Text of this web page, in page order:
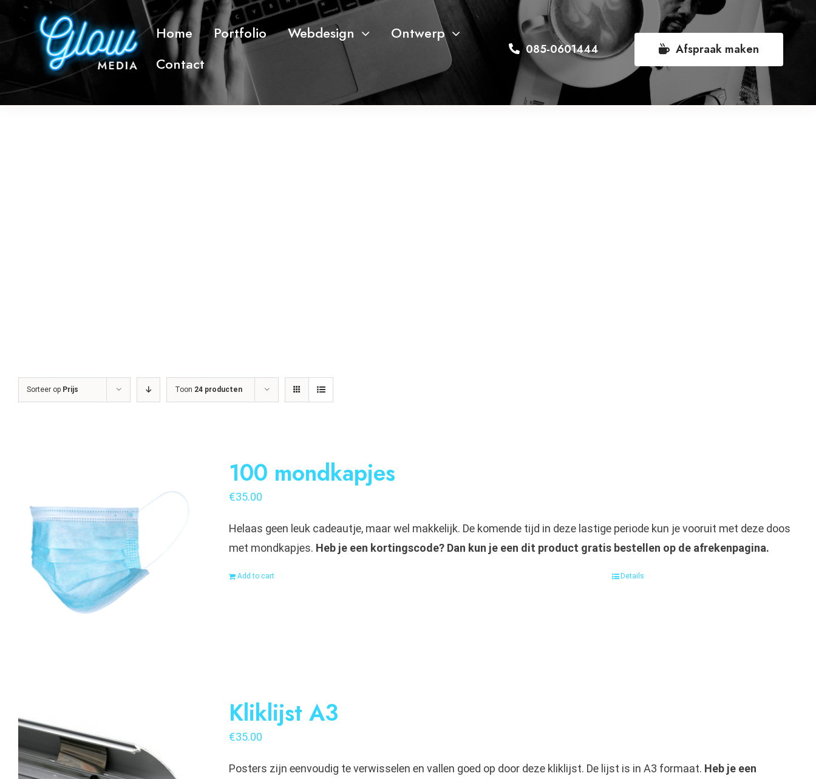
Home Portfolio Webdesign
Ontwerp
Contact
085-0601444 Afspraak maken
Sorteer op Prijs Toon 24 producten
100 mondkapjes
€35.00
Helaas geen leuk cadeautje, maar wel makkelijk. De komende tijd in deze lastige periode kun je vooruit met deze doos
met mondkapjes. Heb je een kortingscode? Dan kun je een dit product gratis bestellen op de afrekenpagina.
Add to cart Details
Kliklijst A3
€35.00
Posters zijn eenvoudig te verwisselen en vallen goed op door deze kliklijst. De lijst is in A3 formaat. Heb je een